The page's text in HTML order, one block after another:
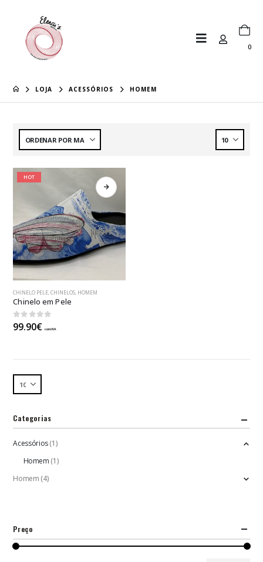
0
LOJA ACESSÓRIOS HOMEM
HOT
product
has
multiple
variants.
options
be
chosen
the
product
page
CHINELO PELE,CHINELOS, HOMEM
Chinelo em Pele
0out of 5
99.90€ com IVA
Categorias
Acessórios(1)
Homem (1)
Homem (4)
Preço